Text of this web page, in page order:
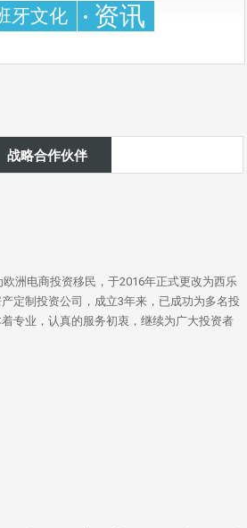
牙文化 资讯
战略合作伙伴
洲电商投资移民，于2016年正式更改为西乐
定制投资公司，成立3年来，已成功为多名投
专业，认真的服务初衷，继续为广大投资者